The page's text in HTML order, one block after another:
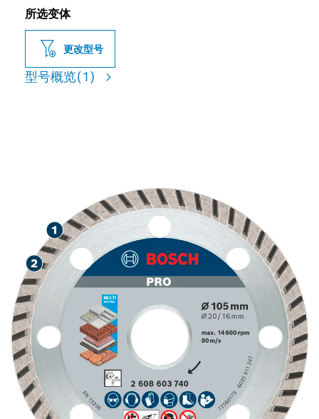
所选变体
更改型号
型号概览(1)